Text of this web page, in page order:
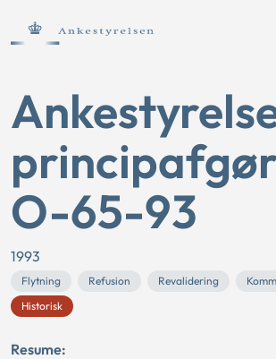
O-65-93
1993
Flytning Refusion Revalidering
Historisk
Resume: